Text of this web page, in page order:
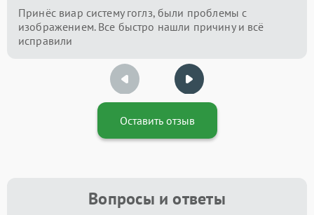
Принёс виар систему гоглз, были проблемы с
изображением. Все быстро нашли причину и всё
исправили
Оставить отзыв
Вопросы и ответы